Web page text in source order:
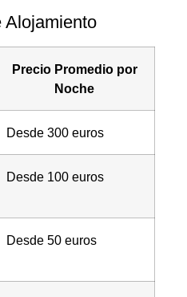
Alojamiento
Precio Promedio por
Noche
Desde 300 euros
Desde 100 euros
Desde 50 euros